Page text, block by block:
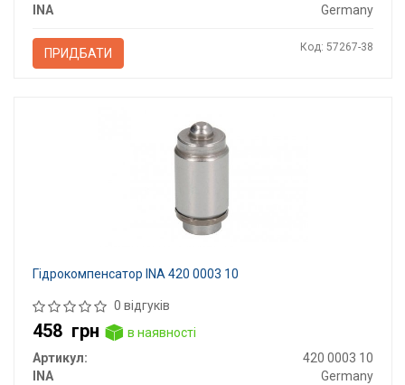
INA
Germany
ПРИДБАТИ Код: 57267-38
Гідрокомпенсатор INA 420 0003 10
0 відгуків
458 грн
в наявності
Артикул:
420 0003 10
INA
Germany